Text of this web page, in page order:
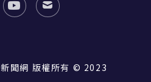
聞網 版權所有 © 2023